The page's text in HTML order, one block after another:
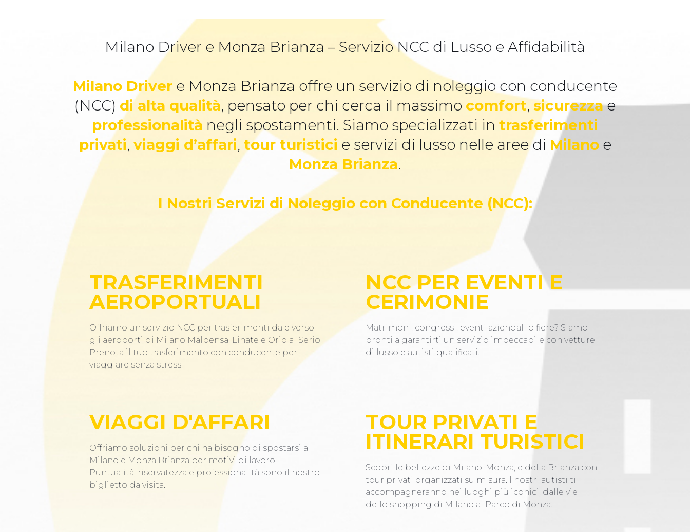
Milano Driver e Monza Brianza – Servizio NCC di Lusso e Affidabilità
Milano Driver e Monza Brianza offre un servizio di noleggio con conducente
(NCC) di alta qualità, pensato per chi cerca il massimo comfort, sicurezzae
professionalità negli spostamenti. Siamo specializzati in trasferimenti
privati, viaggi d’affari, tour turistici e servizi di lusso nelle aree di Milanoe
Monza Brianza.
I Nostri Servizi di Noleggio con Conducente (NCC):
TRASFERIMENTI
AEROPORTUALI
Offriamo un servizio NCC per trasferimenti da e verso
gli aeroporti di Milano Malpensa, Linate e Orio al Serio.
Prenota il tuo trasferimento con conducente per
viaggiare senza stress.
NCC PER EVENTI E
CERIMONIE
Matrimoni, congressi, eventi aziendali o fiere? Siamo
pronti a garantirti un servizio impeccabile con vetture
di lusso e autisti qualificati.
VIAGGI D'AFFARI
Offriamo soluzioni per chi ha bisogno di spostarsi a
Milano e Monza Brianza per motivi di lavoro.
Puntualità, riservatezza e professionalità sono il nostro
biglietto da visita.
TOUR PRIVATI E
ITINERARI TURISTICI
Scopri le bellezze di Milano, Monza, e della Brianza con
tour privati organizzati su misura. I nostri autisti ti
accompagneranno nei luoghi più iconici, dalle vie
dello shopping di Milano al Parco di Monza.